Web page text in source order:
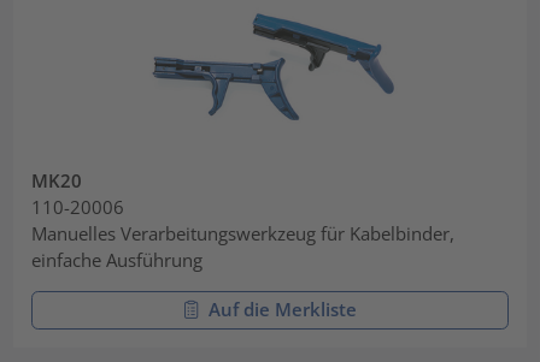
MK20
110-20006
Manuelles Verarbeitungswerkzeug für Kabelbinder,
einfache Ausführung
Auf die Merkliste